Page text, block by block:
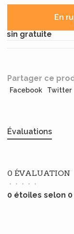
En
gratuite
Partager ce
Facebook Twitter
Évaluations
0 ÉVALUATION
• • • • •
0 étoiles selon 0